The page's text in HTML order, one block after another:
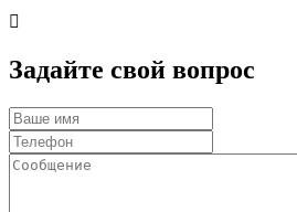

Задайте свой вопрос